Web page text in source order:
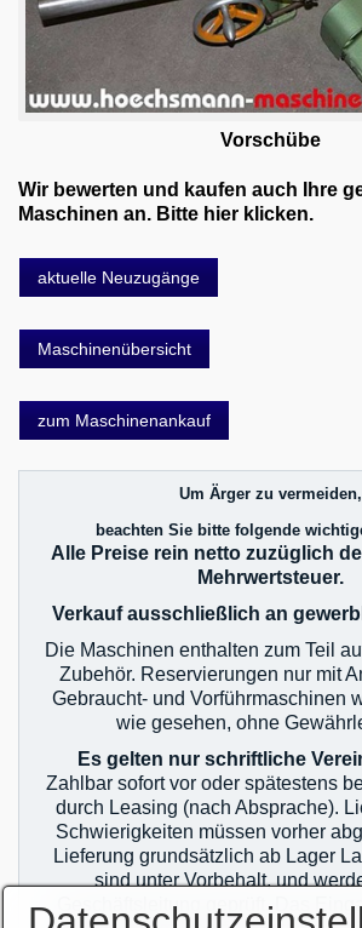
Vorschübe
Wir bewerten und kaufen auch Ihre
Maschinen an. Bitte hier klicken.
aktuelle Neuzugänge
Maschinenübersicht
zum Maschinenankauf
Um Ärger zu vermeiden,
beachten Sie bitte folgende
Alle Preise rein netto zuzüglich
Mehrwertsteuer.
Verkauf ausschließlich an
Die Maschinen enthalten zum Teil
Zubehör. Reservierungen nur mit
Gebraucht- und Vorführmaschinen
wie gesehen, ohne
Es gelten nur schriftliche
Zahlbar sofort vor oder spätestens
durch Leasing (nach Absprache).
Schwierigkeiten müssen vorher
Lieferung grundsätzlich ab Lager
sind unter Vorbehalt, und
Geschäftsleitung geprüft. Das